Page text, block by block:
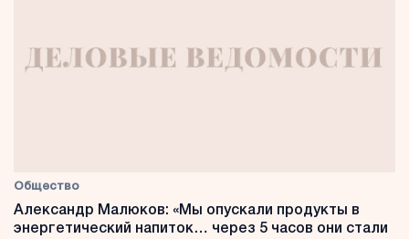
Общество
Александр Малюков: «Мы опускали продукты в
энергетический напиток… через 5 часов они стали